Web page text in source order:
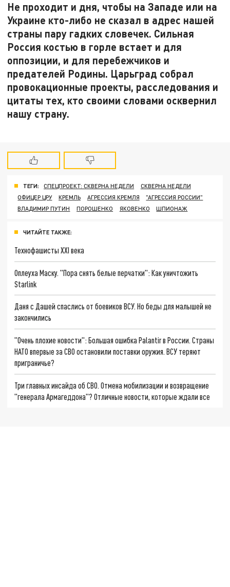
Не проходит и дня, чтобы на Западе или на
Украине кто-либо не сказал в адрес нашей
страны пару гадких словечек. Сильная
Россия костью в горле встает и для
оппозиции, и для перебежчиков и
предателей Родины. Царьград собрал
провокационные проекты, расследования и
цитаты тех, кто своими словами осквернил
нашу страну.
ТЕГИ: СПЕЦПРОЕКТ: СКВЕРНА НЕДЕЛИ
СКВЕРНА НЕДЕЛИ
ОФИЦЕР ЦРУ
КРЕМЛЬ АГРЕССИЯ КРЕМЛЯ
"АГРЕССИЯ РОССИИ"
ВЛАДИМИР ПУТИН
ПОРОШЕНКО ЯКОВЕНКО ШПИОНАЖ
ЧИТАЙТЕ ТАКЖЕ:
Технофашисты XXI века
Оплеуха Маску. "Пора снять белые перчатки": Как уничтожить
Starlink
Даня с Дашей спаслись от боевиков ВСУ. Но беды для малышей не
закончились
"Очень плохие новости": Большая ошибка Palantir в России. Страны
НАТО впервые за СВО остановили поставки оружия. ВСУ теряют
приграничье?
Три главных инсайда об СВО. Отмена мобилизации и возвращение
"генерала Армагеддона"? Отличные новости, которые ждали все